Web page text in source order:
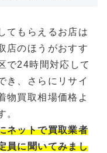
てもらえるお店は
店のほうがおすす
で24時間対応して
き、さらにリサイ
物買取相場価格よ
。
ネットで買取業者
員に聞いてみまし